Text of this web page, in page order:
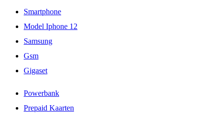
Smartphone
Model Iphone 12
Samsung
Gsm
Gigaset
Powerbank
Prepaid Kaarten